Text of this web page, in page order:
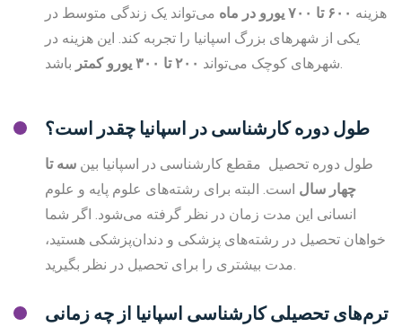
هزینه ۶۰۰ تا ۷۰۰ یورو در ماه
می‌تواند یک زندگی متوسط در
یکی از شهرهای بزرگ اسپانیا را تجربه کند. این هزینه در
شهرهای کوچک می‌تواند ۲۰۰تا ۳۰۰ یورو کمتر باشد.
طول دوره کارشناسی در اسپانیا چقدر است؟
طول دوره تحصیل مقطع کارشناسی در اسپانیا بین سه تا
چهار سال است. البته برای رشته‌های علوم پایه و علوم
انسانی این مدت زمان در نظر گرفته می‌شود. اگر شما
خواهان تحصیل در رشته‌های پزشکی و دندان‌پزشکی هستید،
مدت بیشتری را برای تحصیل در نظر بگیرید.
ترم‌های تحصیلی کارشناسی اسپانیا از چه زمانی